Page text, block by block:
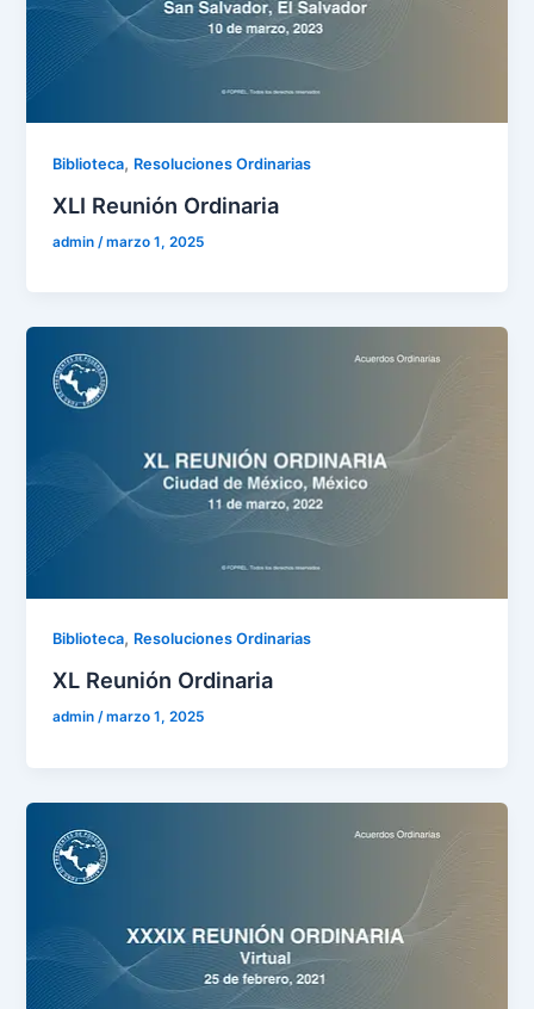
Biblioteca, Resoluciones Ordinarias
XLI Reunión Ordinaria
admin /marzo 1, 2025
Biblioteca, Resoluciones Ordinarias
XL Reunión Ordinaria
admin/marzo 1, 2025